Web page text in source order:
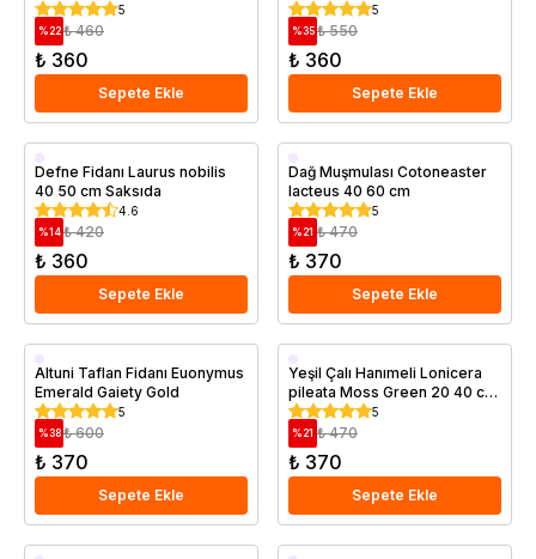
5
%22 ₺ 460
₺ 360
Sepete Ekle
5
%35 ₺ 550
₺ 360
Sepete Ekle
Saksıda
Defne Fidanı Laurus nobilis
40 50 cm Saksıda
4.6
%14 ₺ 420
₺ 360
Sepete Ekle
Saksıda
Dağ Muşmulası Cotoneaster
lacteus 40 60 cm
5
%21 ₺ 470
₺ 370
Sepete Ekle
Saksıda
Altuni Taflan Fidanı Euonymus
Emerald Gaiety Gold
5
%38 ₺ 600
₺ 370
Sepete Ekle
Saksıda
Yeşil Çalı Hanımeli Lonicera
pileata Moss Green 20 40 cm
Saksıda
5
%21 ₺ 470
₺ 370
Sepete Ekle